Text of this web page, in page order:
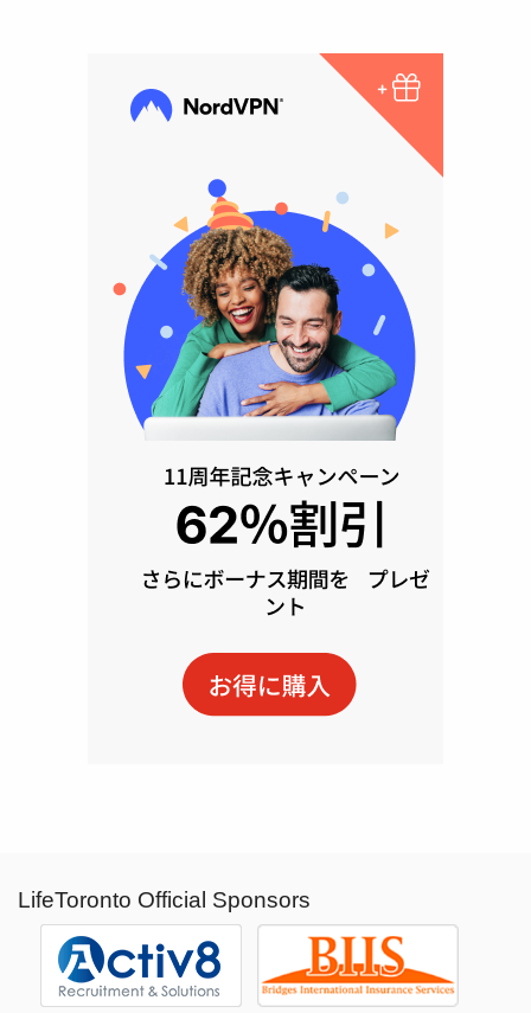
LifeToronto Official Sponsors